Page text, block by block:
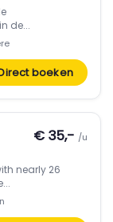
de...
boeken
€ 35,- /u
nearly 26